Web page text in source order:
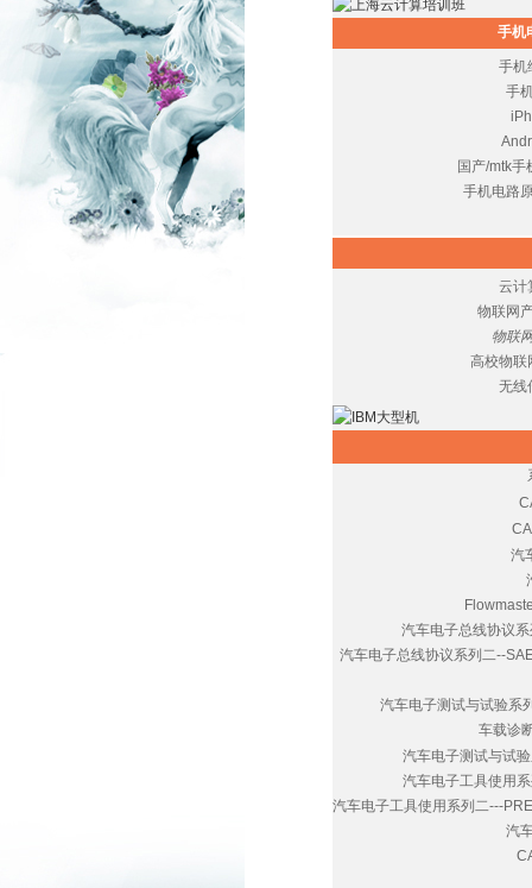
手机
手机
手
国产/mtk手
手机电路
云计
物联网
物联
高校物联
无线
汽
汽车电子总线协议
汽车电子总线协议系列二--
汽车电子测试与试验系
车载诊
汽车电子测试与试
汽车电子工具使用
汽车电子工具使用系列二---
汽